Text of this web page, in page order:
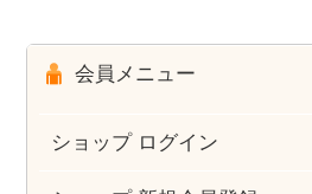
会員メニュー
ショップ ログイン